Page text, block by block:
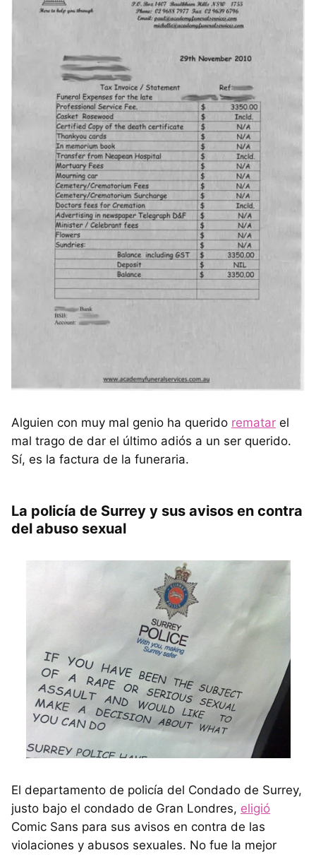
Alguien con muy mal genio ha querido rematar el
mal trago de dar el último adiós a un ser querido.
Sí, es la factura de la funeraria.
La policía de Surrey y sus avisos en contra
del abuso sexual
El departamento de policía del Condado de Surrey,
justo bajo el condado de Gran Londres, eligió
Comic Sans para sus avisos en contra de las
violaciones y abusos sexuales. No fue la mejor